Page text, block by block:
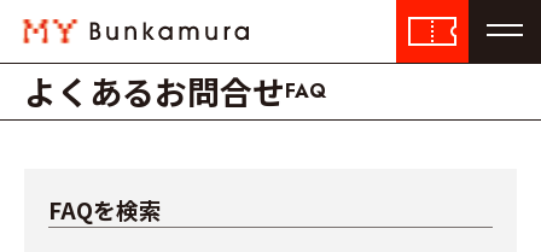
よくあるお問合せFAQ
FAQを検索